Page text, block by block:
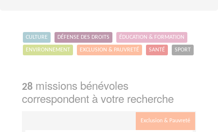
CULTURE DÉFENSE DES DROITS ÉDUCATION & FORMATION
ENVIRONNEMENT EXCLUSION & PAUVRETÉ SANTÉ SPORT
28 missions bénévoles
correspondent à votre recherche
Exclusion & Pauvreté